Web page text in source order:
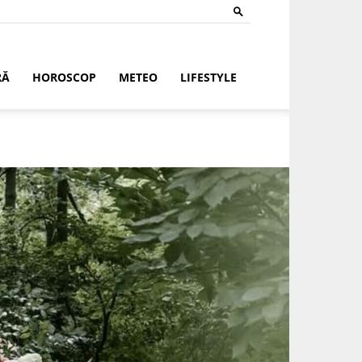
HOROSCOP METEO LIFESTYLE